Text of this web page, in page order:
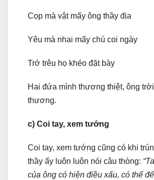
Cọp mà vật mấy ông thầy địa
Yêu mà nhai mấy chú coi
Trớ trêu họ khéo đặt bày
Hai đứa mình thương thiệt, ông
thương.
c) Coi tay, xem tướng
Coi tay, xem tướng cũng có khi
thầy ấy luôn luôn nói câu thòng:
của ông có hiện điều xấu, có thể